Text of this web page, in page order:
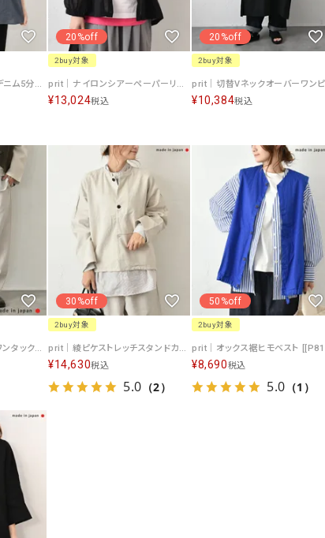
その他アウター アクセサリー
すべて見る
バッグ
靴
ソックス・その他雑貨
prit｜インディゴシアーデニム5分袖レギュラーカラーシャツ [[P82615]][C]
20%off
2buy対象
prit｜ナイロンシアーペーパーリップストップ裾ヒモコクーンブルゾン [[P82600]][C]
¥13,024税込
20%off
2buy対象
¥10,384税込
prit｜綾ピケストレッチワンタックバギーパンツ [[P90603]][C]
30%off
2buy対象
prit｜綾ピケストレッチスタンドカラージャケット [[P90600]][C]
¥14,630税込
5.0 （2）
50%off
2buy対象
¥8,690税込
5.0 （1）